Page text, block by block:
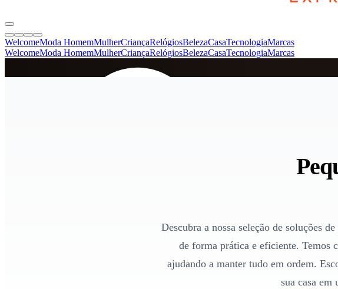
WelcomeModa HomemMulherCriançaRelógiosBelezaCasaTecnologiaMarcas
WelcomeModa HomemMulherCriançaRelógiosBelezaCasaTecnologiaMarcas
Descubra a nossa seleção de soluções
de forma prática e eficiente. Temos
ajudando a manter tudo em ordem.
sua casa em